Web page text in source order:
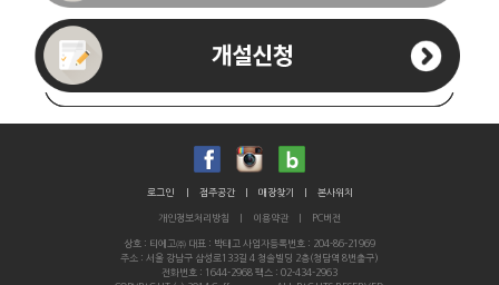
이름
- -
로그인 점주공간 매장찾기 본사위치
개인정보처리방침 이용약관 PC버전
상호 : 티에고㈜ 대표 : 박태고 사업자등록번호 : 204-86-21969
주소 : 서울 강남구 삼성로133길 4 청솔빌딩 2층(청담역 8번출구)
전화번호 : 1644-2968 팩스 : 02-434-2963